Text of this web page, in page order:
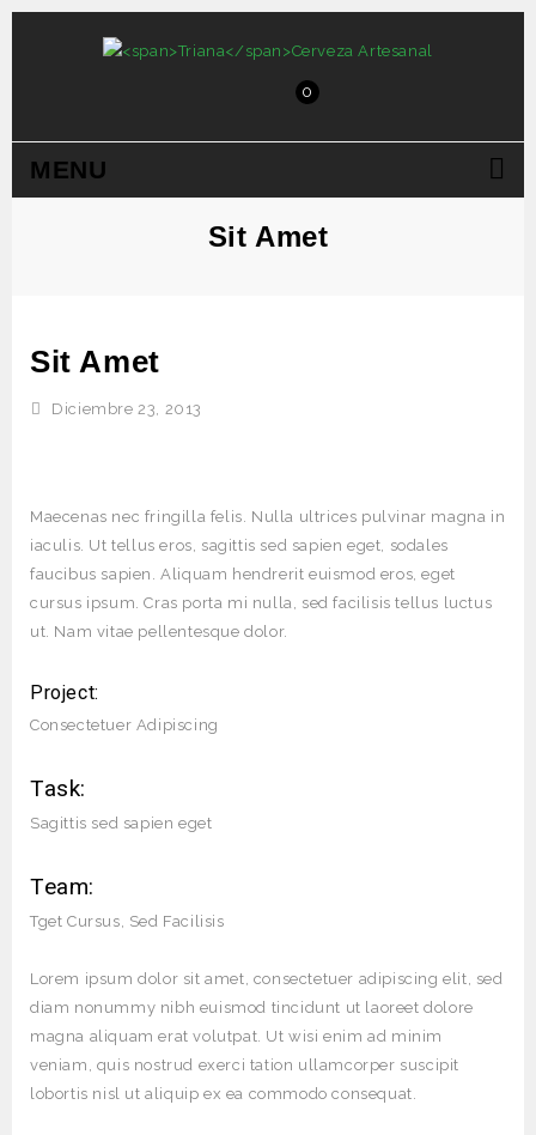
0
MENU
Sit Amet
Sit Amet
Diciembre 23, 2013
Maecenas nec fringilla felis. Nulla ultrices pulvinar magna in
iaculis. Ut tellus eros, sagittis sed sapien eget, sodales
faucibus sapien. Aliquam hendrerit euismod eros, eget
cursus ipsum. Cras porta mi nulla, sed facilisis tellus luctus
ut. Nam vitae pellentesque dolor.
Project:
Consectetuer Adipiscing
Task:
Sagittis sed sapien eget
Team:
Tget Cursus, Sed Facilisis
Lorem ipsum dolor sit amet, consectetuer adipiscing elit, sed
diam nonummy nibh euismod tincidunt ut laoreet dolore
magna aliquam erat volutpat. Ut wisi enim ad minim
veniam, quis nostrud exerci tation ullamcorper suscipit
lobortis nisl ut aliquip ex ea commodo consequat.